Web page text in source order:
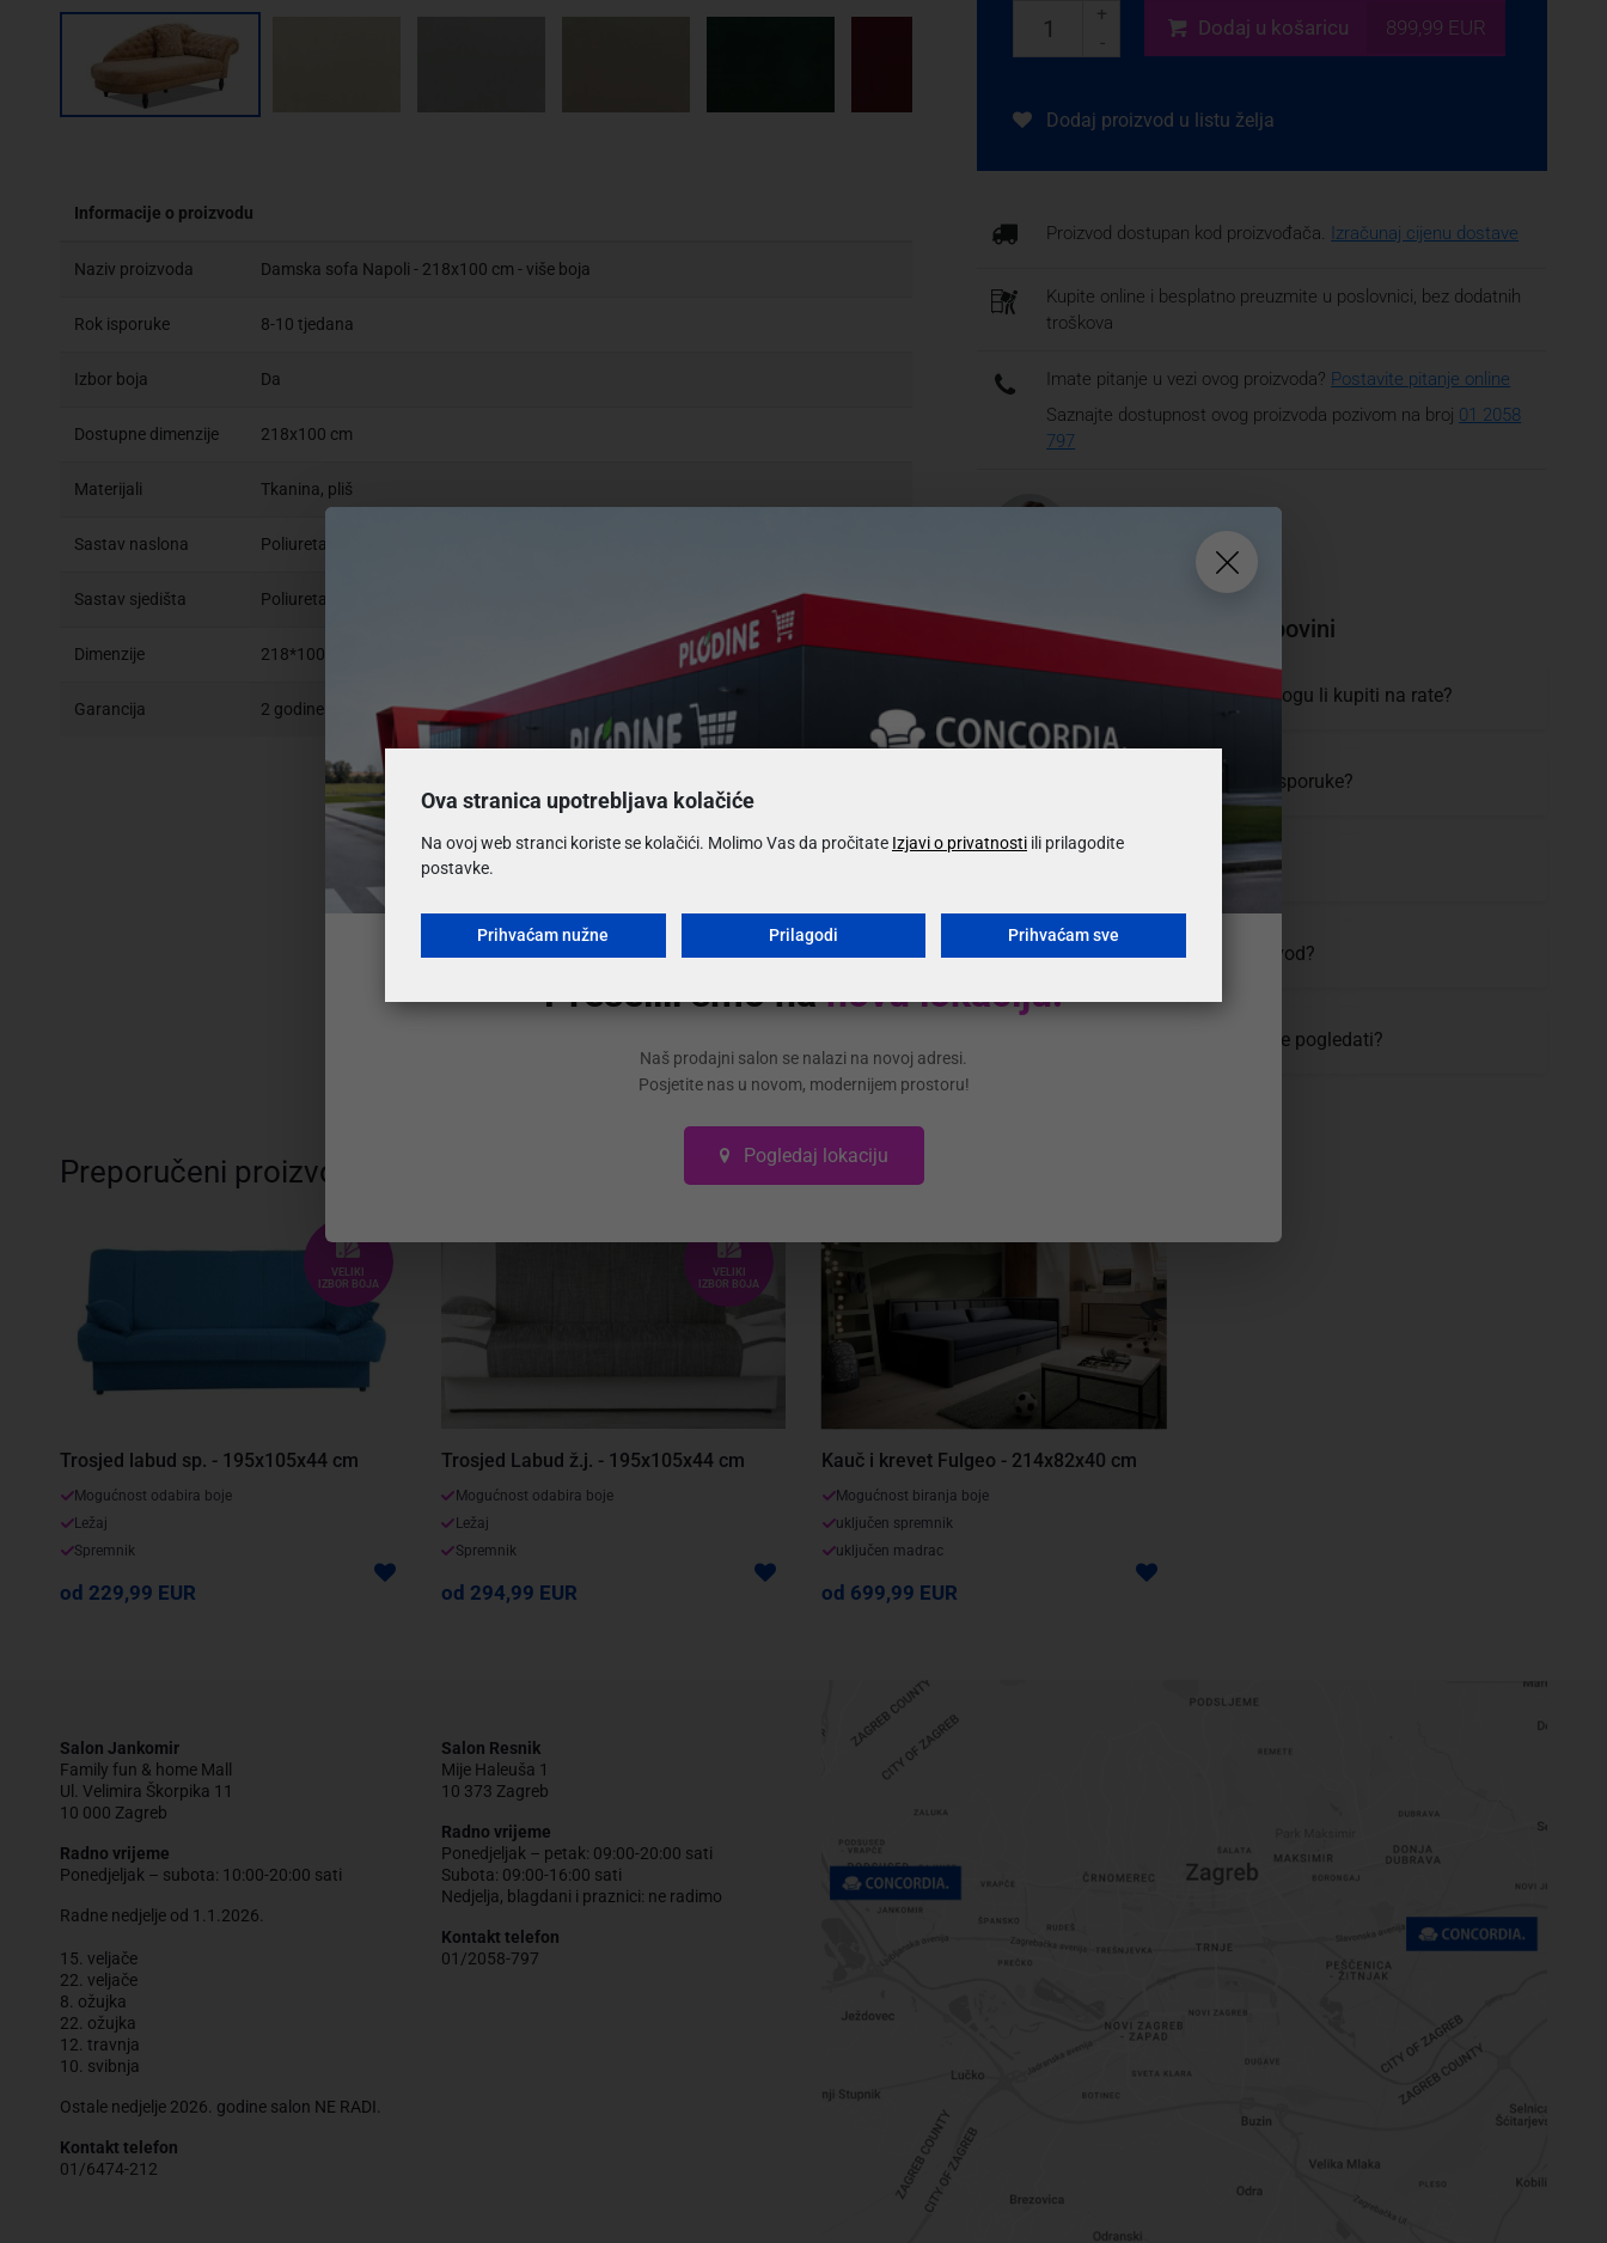
Informacije o proizvodu
Naziv proizvoda Damska sofa Napoli - 218x100 cm - više boja
Rok isporuke 8-10 tjedana
Izbor boja Da
Dostupne dimenzije 218x100 cm
Materijali Tkanina, pliš
Sastav naslona Poliuretanska pjena gustoće 20 kg/m³ + sloj akrilnih vlakana gustoće 200 gr/m²
Sastav sjedišta Poliuretanska pjena gustoće 20 kg/m³ + sloj akrilnih vlakana gustoće 200 gr/m²
Dimenzije 218*100 cm
Garancija 2 godine
+
-
Dodaj u košaricu 899,99 EUR
Dodaj proizvod u listu želja
Proizvod dostupan kod proizvođača. Izračunaj cijenu dostave
Kupite online i besplatno preuzmite u poslovnici, bez dodatnih
troškova
Imate pitanje u vezi ovog proizvoda? Postavite pitanje online
Saznajte dostupnost ovog proizvoda pozivom na broj 01 2058
797
01 2058 797
Česta pitanja i pomoć pri kupovini
Koje su mogućnosti plaćanja i mogu li kupiti na rate?
Koliko moram čekati, koji je rok isporuke?
Koji su uvijeti i cijena dostave?
Mogu li vratiti ili zamijeniti proizvod?
Može li se proizvod prije kupovine pogledati?
Preporučeni proizvodi
VELIKI
IZBOR BOJA
Trosjed labud sp. - 195x105x44 cm
Mogućnost odabira boje
Ležaj
Spremnik
od 229,99 EUR
VELIKI
IZBOR BOJA
Trosjed Labud ž.j. - 195x105x44 cm
Mogućnost odabira boje
Ležaj
Spremnik
od 294,99 EUR
Kauč i krevet Fulgeo - 214x82x40 cm
Mogućnost biranja boje
uključen spremnik
uključen madrac
od 699,99 EUR
Salon Jankomir
Family fun & home Mall
Ul. Velimira Škorpika 11
10 000 Zagreb
Radno vrijeme
Ponedjeljak – subota: 10:00-20:00 sati
Radne nedjelje od 1.1.2026.
15. veljače
22. veljače
8. ožujka
22. ožujka
12. travnja
10. svibnja
Ostale nedjelje 2026. godine salon NE RADI.
Kontakt telefon
01/6474-212
Salon Resnik
Mije Haleuša 1
10 373 Zagreb
Radno vrijeme
Ponedjeljak – petak: 09:00-20:00 sati
Subota: 09:00-16:00 sati
Nedjelja, blagdani i praznici: ne radimo
Kontakt telefon
01/2058-797
Preselili smo nanovu lokaciju!
Naš prodajni salon se nalazi na novoj adresi.
Posjetite nas u novom, modernijem prostoru!
Pogledaj lokaciju
Ova stranica upotrebljava kolačiće
Na ovoj web stranci koriste se kolačići. Molimo Vas da pročitate Izjavi o privatnosti ili prilagodite
postavke.
Prihvaćam nužne Prilagodi Prihvaćam sve